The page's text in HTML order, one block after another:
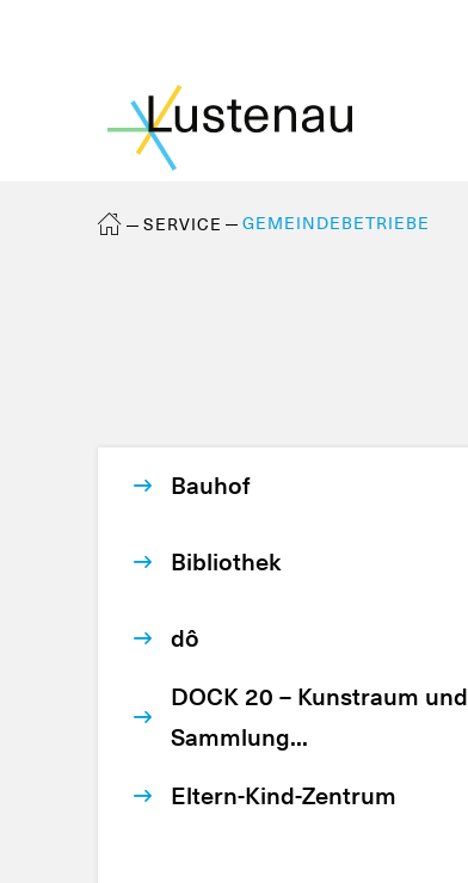
SERVICE GEMEINDEBETRIEBE
Bauhof
Bibliothek
dô
DOCK 20 – Kunstraum und
Sammlung...
Eltern-Kind-Zentrum